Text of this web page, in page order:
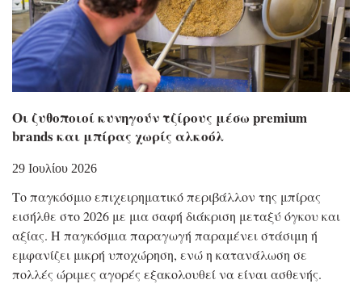
Οι ζυθοποιοί κυνηγούν τζίρους μέσω premium
brands και μπίρας χωρίς αλκοόλ
29 Ιουλίου 2026
Το παγκόσμιο επιχειρηματικό περιβάλλον της μπίρας
εισήλθε στο 2026 με μια σαφή διάκριση μεταξύ όγκου και
αξίας. Η παγκόσμια παραγωγή παραμένει στάσιμη ή
εμφανίζει μικρή υποχώρηση, ενώ η κατανάλωση σε
πολλές ώριμες αγορές εξακολουθεί να είναι ασθενής.